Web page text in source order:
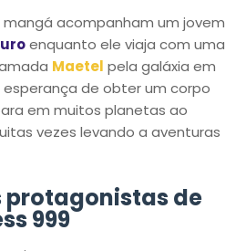
acompanham um jovem
enquanto ele viaja com uma
Maetel pela galáxia em
de obter um corpo
em muitos planetas ao
vezes levando a aventuras
protagonistas de
999